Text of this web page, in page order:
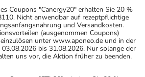
Coupons "Canergy20" erhalten Sie 20 %
Nicht anwendbar auf rezeptpflichtige
und Versandkosten.
(ausgenommen Coupons)
unter www.aponeo.de und in der
bis 31.08.2026. Nur solange der
uns vor, die Aktion früher zu beenden.